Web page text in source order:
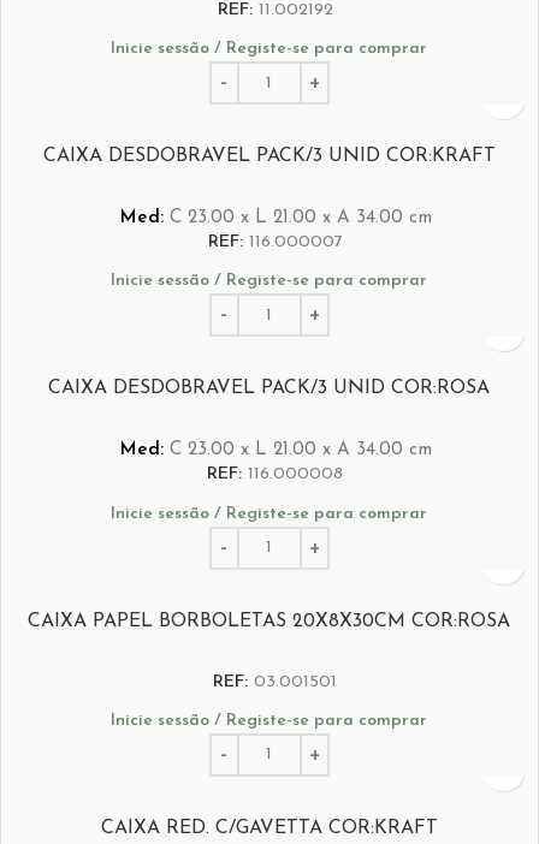
REF: 11.002192
Inicie sessão / Registe-se para comprar
CAIXA DESDOBRAVEL PACK/3 UNID COR:KRAFT
Med: C 23.00 x L 21.00 x A 34.00 cm
REF: 116.000007
Inicie sessão / Registe-se para comprar
CAIXA DESDOBRAVEL PACK/3 UNID COR:ROSA
Med: C 23.00 x L 21.00 x A 34.00 cm
REF: 116.000008
Inicie sessão / Registe-se para comprar
CAIXA PAPEL BORBOLETAS 20X8X30CM COR:ROSA
REF: 03.001501
Inicie sessão / Registe-se para comprar
CAIXA RED. C/GAVETTA COR:KRAFT